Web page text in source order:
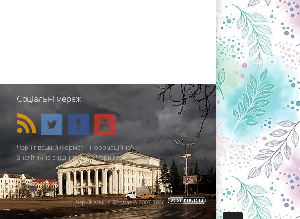
Соціальні мережі
Чернігівський Формат - інформаційно-
аналітичне видання міста Чернігова.
Чернігівський Формат © 2007-2026. .